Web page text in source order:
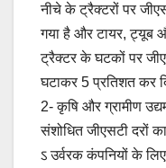
नीचे के ट्रैक्टरों पर
गया है और टायर, ट्यूब
ट्रैक्टर के घटकों पर
घटाकर 5 प्रतिशत कर
2- कृषि और ग्रामीण
संशोधित जीएसटी दरों
ऽ उर्वरक कंपनियों के